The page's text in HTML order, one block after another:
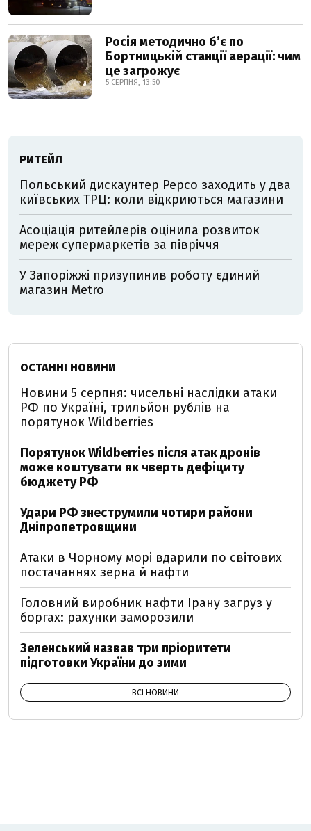
Росія методично б’є по
Бортницькій станції аерації: чим
це загрожує
5 СЕРПНЯ, 13:50
РИТЕЙЛ
Польський дискаунтер Pepco заходить у два
київських ТРЦ: коли відкриються магазини
Асоціація ритейлерів оцінила розвиток
мереж супермаркетів за півріччя
У Запоріжжі призупинив роботу єдиний
магазин Metro
ОСТАННІ НОВИНИ
Новини 5 серпня: чисельні наслідки атаки
РФ по Україні, трильйон рублів на
порятунок Wildberries
Порятунок Wildberries після атак дронів
може коштувати як чверть дефіциту
бюджету РФ
Удари РФ знеструмили чотири райони
Дніпропетровщини
Атаки в Чорному морі вдарили по світових
постачаннях зерна й нафти
Головний виробник нафти Ірану загруз у
боргах: рахунки заморозили
Зеленський назвав три пріоритети
підготовки України до зими
ВСІ НОВИНИ